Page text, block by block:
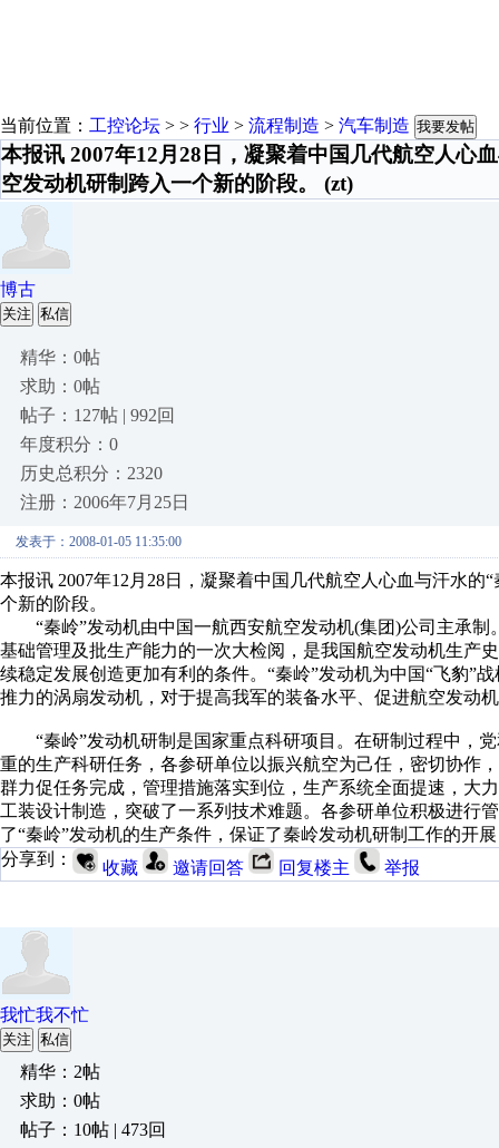
当前位置： 工控论坛 > > 行业 > 流程制造 > 汽车制造 我要发帖
本报讯 2007年12月28日，凝聚着中国几代航空人心
空发动机研制跨入一个新的阶段。 (zt)
博古
关注 私信
精华：0帖
求助：0帖
帖子：127帖 | 992回
年度积分：0
历史总积分：2320
注册：2006年7月25日
发表于：2008-01-05 11:35:00
本报讯 2007年12月28日，凝聚着中国几代航空人心血与汗水
个新的阶段。
“秦岭”发动机由中国一航西安航空发动机(集团)公司主承制
基础管理及批生产能力的一次大检阅，是我国航空发动机生产
续稳定发展创造更加有利的条件。“秦岭”发动机为中国“飞豹”
推力的涡扇发动机，对于提高我军的装备水平、促进航空发动
“秦岭”发动机研制是国家重点科研项目。在研制过程中，
重的生产科研任务，各参研单位以振兴航空为己任，密切协作
群力促任务完成，管理措施落实到位，生产系统全面提速，大
工装设计制造，突破了一系列技术难题。各参研单位积极进行
了“秦岭”发动机的生产条件，保证了秦岭发动机研制工作的开
分享到：
收藏 邀请回答 回复楼主 举报
我忙我不忙
关注 私信
精华：2帖
求助：0帖
帖子：10帖 | 473回